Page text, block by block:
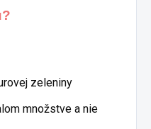
zeleniny
množstve a nie